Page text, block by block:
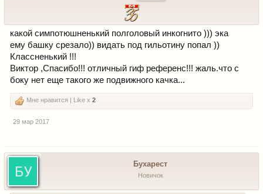
какой симпотюшненький полголовый инкогнито ))) эка
ему башку срезало)) видать под гильотину попал ))
Классненький !!!
Виктор ,Спасибо!!! отличный гиф референс!!! жаль.что с
боку нет еще такого же подвижного качка...
Мне нравится | Like x 2
29 мар 2017
Бухарест
Новичок